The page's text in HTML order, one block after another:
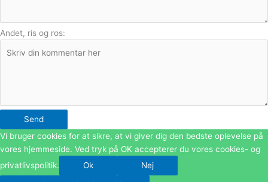
Andet, ris og ros:
Send
Vi bruger cookies for at sikre, at vi giver dig den bedste oplevelse på
vores hjemmeside. Ved tryk på OK accepterer du vores cookies- og
privatlivspolitik.
Ok Nej